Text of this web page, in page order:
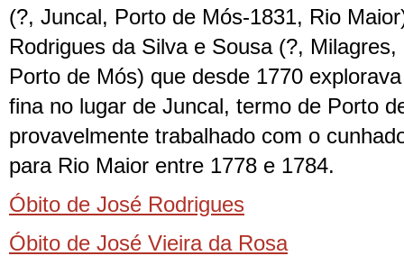
(?, Juncal, Porto de Mós-1831, Rio
Rodrigues da Silva e Sousa (?,
Porto de Mós) que desde 1770
fina no lugar de Juncal, termo de Porto
provavelmente trabalhado com o
para Rio Maior entre 1778 e 1784.
Óbito de José Rodrigues
Óbito de José Vieira da Rosa